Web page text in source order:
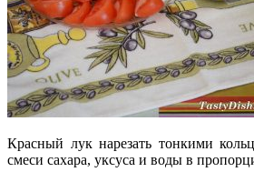
Красный лук нарезать тонкими
смеси сахара, уксуса и воды в